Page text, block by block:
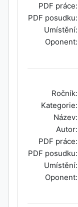
PDF práce:
PDF posudku:
Umístění:
Oponent:
Ročník:
Kategorie:
Název:
Autor:
PDF práce:
PDF posudku:
Umístění:
Oponent: